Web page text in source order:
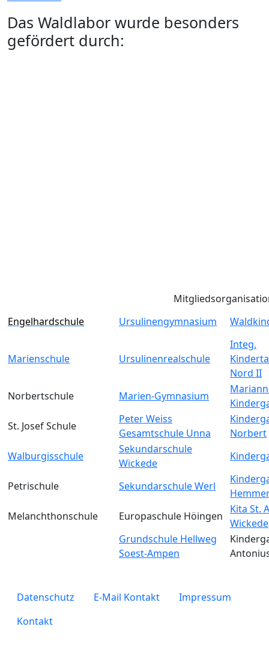
Das Waldlabor wurde besonders
gefördert durch:
Engelhardschule
Ursulinengymnasium
Marienschule Ursulinenrealschule
Integ.
Nord II
Norbertschule
Marien-Gymnasium
St. Josef Schule
Peter Weiss
Gesamtschule Unna
Norbert
Walburgisschule
Sekundarschule
Wickede
Petrischule Sekundarschule Werl
Melanchthonschule
Europaschule Höingen
Kita St.
Wickede
Grundschule Hellweg
Soest-Ampen
legals
Datenschutz E-Mail Kontakt
Impressum
Kontakt